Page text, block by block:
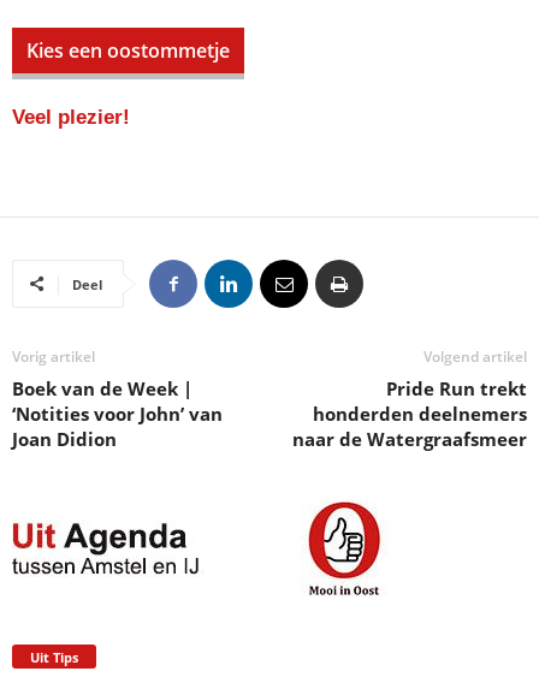
Kies een oostommetje
Veel plezier!
Deel
Vorig artikel
Boek van de Week |
‘Notities voor John’ van
Joan Didion
Volgend artikel
Pride Run trekt
honderden deelnemers
naar de Watergraafsmeer
Uit Tips